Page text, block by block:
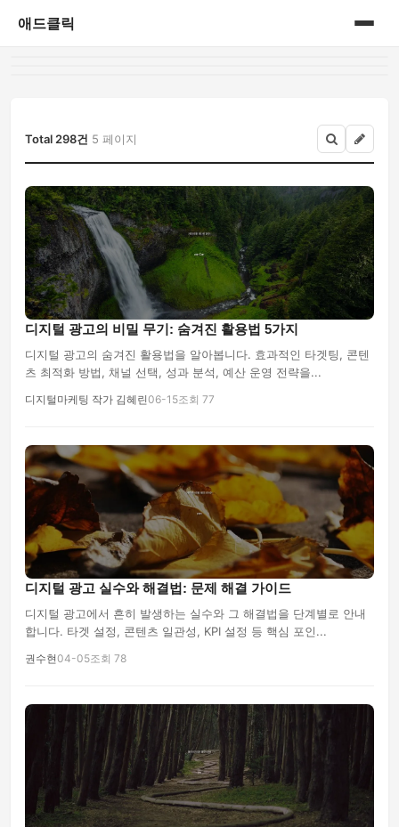
애드클릭
Total 298건 5 페이지
디지털 광고의 비밀 무기: 숨겨진 활용법 5가지
디지털 광고의 숨겨진 활용법을 알아봅니다. 효과적인 타겟팅, 콘텐
츠 최적화 방법, 채널 선택, 성과 분석, 예산 운영 전략을...
디지털마케팅 작가 김혜린06-15조회 77
디지털 광고 실수와 해결법: 문제 해결 가이드
디지털 광고에서 흔히 발생하는 실수와 그 해결법을 단계별로 안내
합니다. 타겟 설정, 콘텐츠 일관성, KPI 설정 등 핵심 포인...
권수현04-05조회 78